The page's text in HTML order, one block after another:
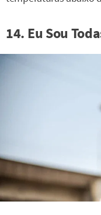
14. Eu Sou